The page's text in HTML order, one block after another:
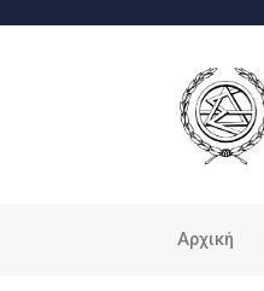
Αρχική